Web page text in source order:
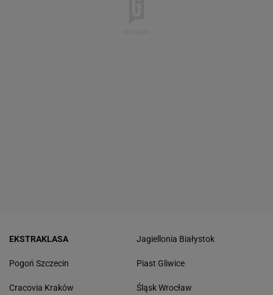
EKSTRAKLASA
Pogoń Szczecin
Cracovia Kraków
Jagiellonia Białystok
Piast Gliwice
Śląsk Wrocław